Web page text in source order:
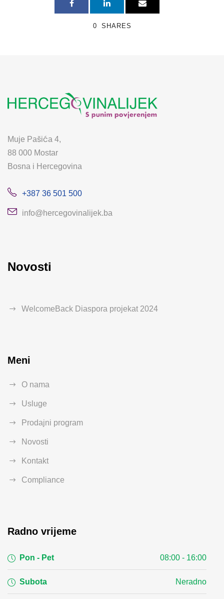
0 SHARES
Muje Pašića 4,
88 000 Mostar
Bosna i Hercegovina
+387 36 501 500
info@hercegovinalijek.ba
Novosti
WelcomeBack Diaspora projekat 2024
Meni
O nama
Usluge
Prodajni program
Novosti
Kontakt
Compliance
Radno vrijeme
Pon - Pet 08:00 - 16:00
Subota Neradno